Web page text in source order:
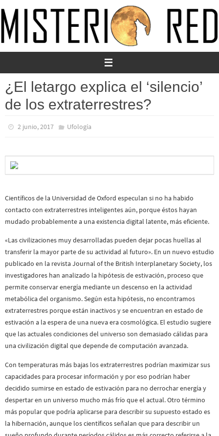
al
contenido
¿El letargo explica el ‘silencio’
de los extraterrestres?
2 junio, 2017 Ufología
Científicos de la Universidad de Oxford especulan si no ha habido
contacto con extraterrestres inteligentes aún, porque éstos hayan
mudado probablemente a una existencia digital latente, más eficiente.
«Las civilizaciones muy desarrolladas pueden dejar pocas huellas al
transferir la mayor parte de su actividad al futuro». En un nuevo estudio
publicado en la revista Journal of the British Interplanetary Society, los
investigadores han analizado la hipótesis de estivación, proceso que
permite conservar energía mediante un descenso en la actividad
metabólica del organismo. Según esta hipótesis, no encontramos
extraterrestres porque están inactivos y se encuentran en estado de
estivación a la espera de una nueva era cosmológica. El estudio sugiere
que las actuales condiciones del universo son demasiado cálidas para
una civilización digital que depende de computación avanzada.
Con temperaturas más bajas los extraterrestres podrían maximizar sus
capacidades para procesar información y por eso podrían haber
decidido sumirse en estado de estivación para no derrochar energía y
despertar en un universo mucho más frío que el actual. Otro término
más popular que podría aplicarse para describir su supuesto estado es
la hibernación, aunque los científicos señalan que para describir un